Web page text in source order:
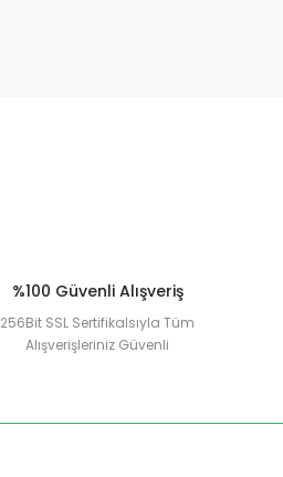
%100 Güvenli Alışveriş
256Bit SSL Sertifikalsıyla Tüm
Alışverişleriniz Güvenli